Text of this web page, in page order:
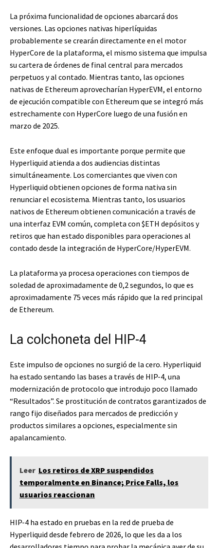
La próxima funcionalidad de opciones abarcará dos
versiones. Las opciones nativas hiperlíquidas
probablemente se crearán directamente en el motor
HyperCore de la plataforma, el mismo sistema que impulsa
su cartera de órdenes de final central para mercados
perpetuos y al contado. Mientras tanto, las opciones
nativas de Ethereum aprovecharían HyperEVM, el entorno
de ejecución compatible con Ethereum que se integró más
estrechamente con HyperCore luego de una fusión en
marzo de 2025.
Este enfoque dual es importante porque permite que
Hyperliquid atienda a dos audiencias distintas
simultáneamente. Los comerciantes que viven con
Hyperliquid obtienen opciones de forma nativa sin
renunciar el ecosistema. Mientras tanto, los usuarios
nativos de Ethereum obtienen comunicación a través de
una interfaz EVM común, completa con $ETH depósitos y
retiros que han estado disponibles para operaciones al
contado desde la integración de HyperCore/HyperEVM.
La plataforma ya procesa operaciones con tiempos de
soledad de aproximadamente de 0,2 segundos, lo que es
aproximadamente 75 veces más rápido que la red principal
de Ethereum.
La colchoneta del HIP-4
Este impulso de opciones no surgió de la cero. Hyperliquid
ha estado sentando las bases a través de HIP-4, una
modernización de protocolo que introdujo poco llamado
“Resultados”. Se prostitución de contratos garantizados de
rango fijo diseñados para mercados de predicción y
productos similares a opciones, especialmente sin
apalancamiento.
Leer Los retiros de XRP suspendidos
temporalmente en Binance; Price Falls, los
usuarios reaccionan
HIP-4 ha estado en pruebas en la red de prueba de
Hyperliquid desde febrero de 2026, lo que les da a los